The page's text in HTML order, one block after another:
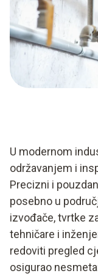
U modernom
održavanjem i
Precizni i
posebno u
izvođače, tvrtke
tehničare i
redoviti pregled
osigurao